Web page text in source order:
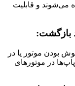
می‌شوند و قابلیت
بازگشت:
بودن موتور یا در
در موتورهای